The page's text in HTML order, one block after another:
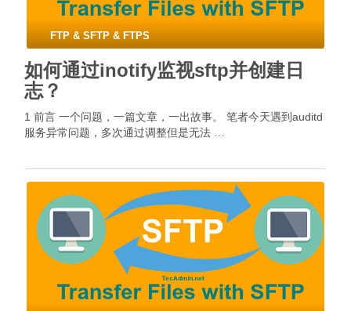
FTP & SFTP & FTPS
如何通过inotify监视sftp并创建日
志？
1 前言 一个问题，一篇文章，一出故事。 笔者今天遇到auditd
服务异常问题，多次通过调整但是无法 …